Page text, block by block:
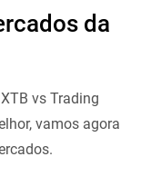
da
vs Trading
vamos agora